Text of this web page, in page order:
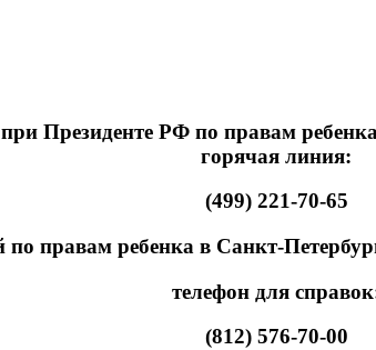
Президенте РФ по правам
горячая линия:
(499) 221-70-65
правам ребенка в Санкт-
телефон для
(812) 576-70-00